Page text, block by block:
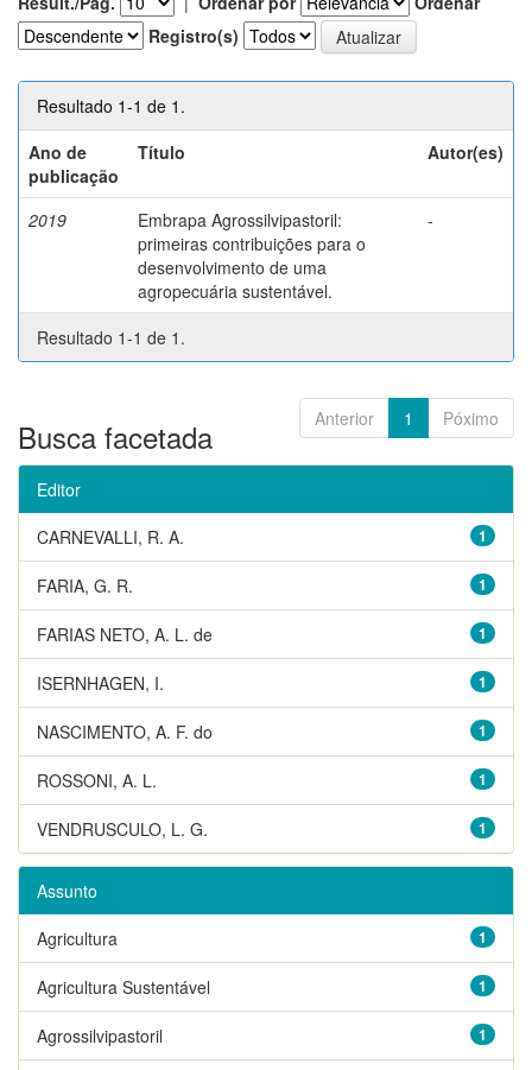
Registro(s)
Resultado 1-1 de 1.
Ano de
publicação
Título Autor(es)
2019
Embrapa Agrossilvipastoril:
primeiras contribuições para o
desenvolvimento de uma
agropecuária sustentável.
-
Resultado 1-1 de 1.
Anterior 1 Póximo
Busca facetada
Editor
1
CARNEVALLI, R. A.
1
FARIA, G. R.
1
FARIAS NETO, A. L. de
1
ISERNHAGEN, I.
1
NASCIMENTO, A. F. do
1
ROSSONI, A. L.
1
VENDRUSCULO, L. G.
Assunto
1
Agricultura
1
Agricultura Sustentável
1
Agrossilvipastoril